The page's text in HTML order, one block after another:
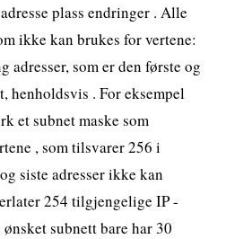
plass endringer . Alle
ikke kan brukes for vertene:
som er den første og
henholdsvis . For eksempel
et subnet maske som
, som tilsvarer 256 i
siste adresser ikke kan
254 tilgjengelige IP -
subnett bare har 30